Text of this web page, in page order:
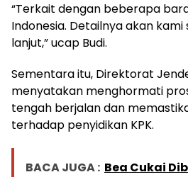
“Terkait dengan beberapa
Indonesia. Detailnya akan
lanjut,” ucap Budi.
Sementara itu, Direktorat
menyatakan menghormati
tengah berjalan dan
terhadap penyidikan KPK.
BACA JUGA : Bea Cukai